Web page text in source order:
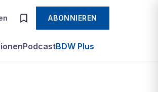
ABONNIEREN
PodcastBDW Plus